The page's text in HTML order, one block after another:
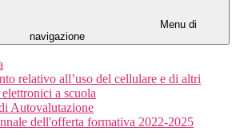
Menu di
navigazione
relativo all’uso del cellulare e di altri
a scuola
Autovalutazione
dell'offerta formativa 2022-2025